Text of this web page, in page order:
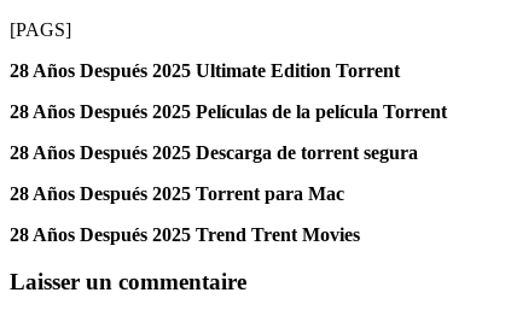
[PAGS]
28 Años Después 2025 Ultimate Edition Torrent
28 Años Después 2025 Películas de la película Torrent
28 Años Después 2025 Descarga de torrent segura
28 Años Después 2025 Torrent para Mac
28 Años Después 2025 Trend Trent Movies
Navigation
Laisser un commentaire